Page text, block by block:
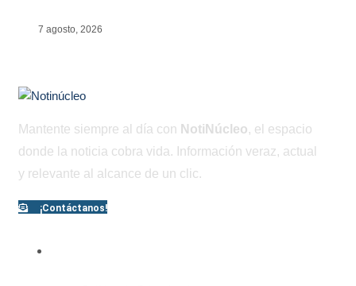
7 agosto, 2026
Mantente siempre al día con NotiNúcleo, el espacio
donde la noticia cobra vida. Información veraz, actual
y relevante al alcance de un clic.
¡Contáctanos!